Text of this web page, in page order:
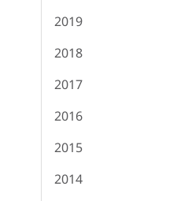
2019
2018
2017
2016
2015
2014